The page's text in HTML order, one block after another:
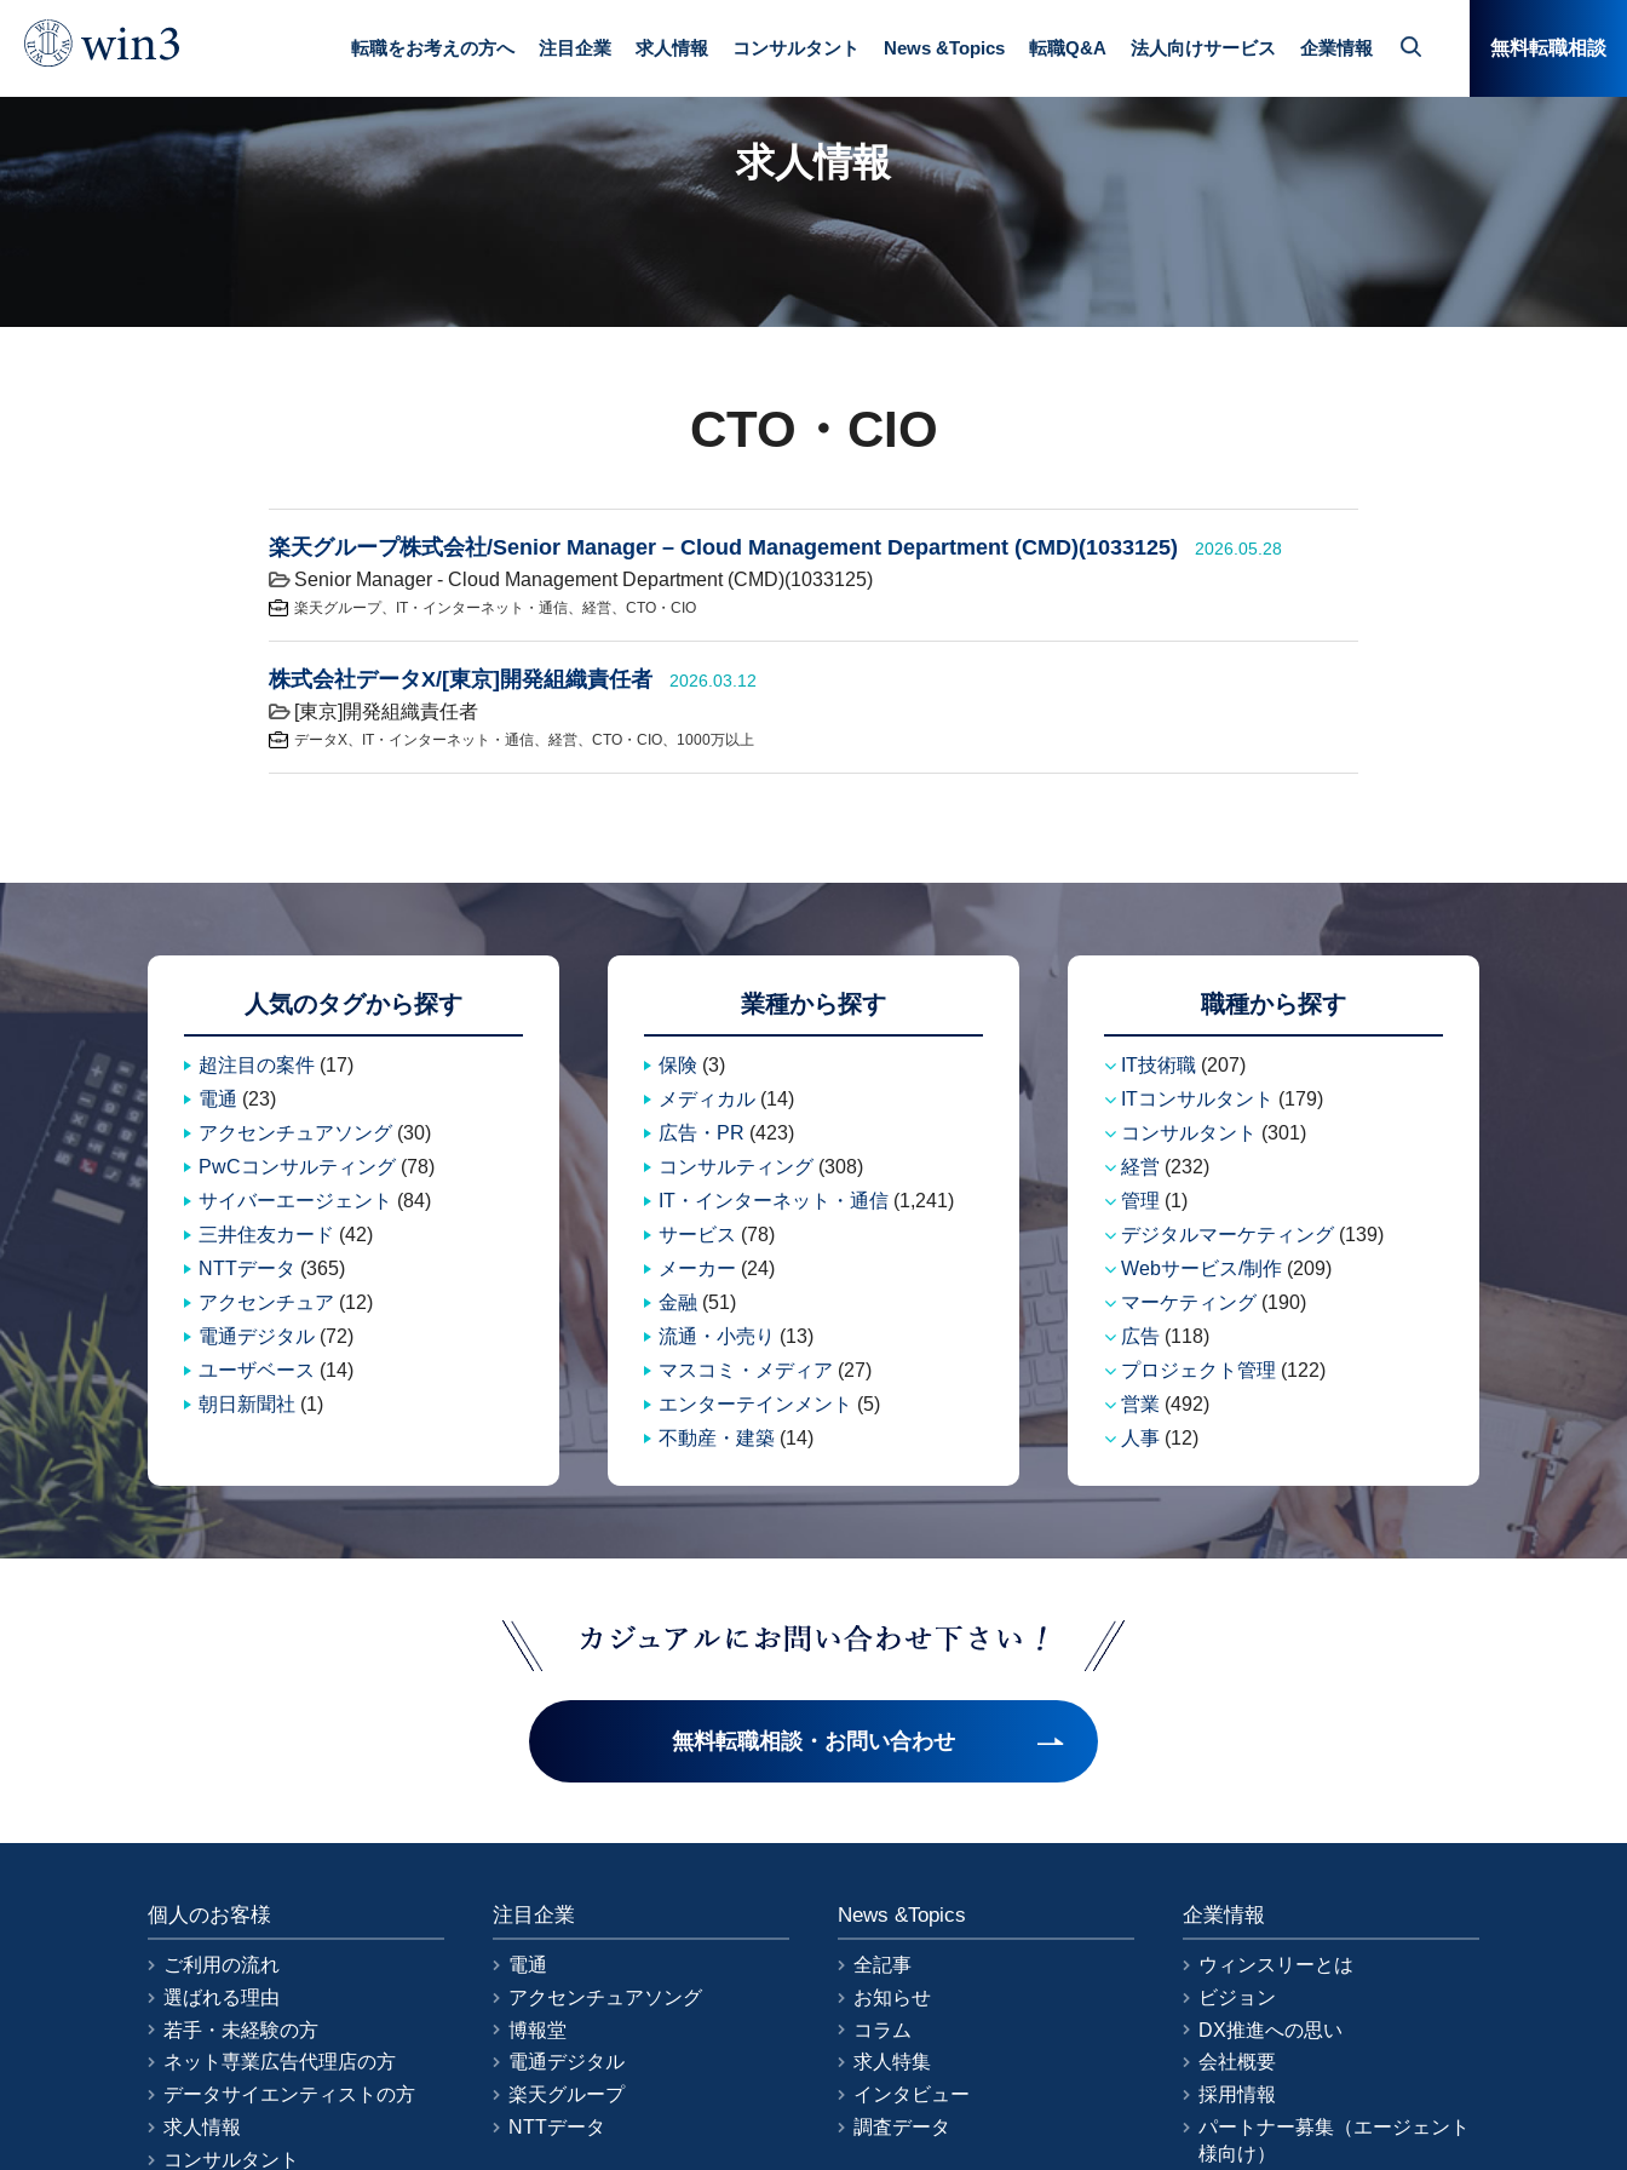
転職をお考えの方へ 注目企業 求人情報 コンサルタント News &Topics 転職Q&A 法人向けサービス 企業情報 無料転職相談
求人情報
CTO・CIO
楽天グループ株式会社/Senior Manager – Cloud Management Department (CMD)(1033125) 2026.05.28
Senior Manager - Cloud Management Department (CMD)(1033125)
楽天グループ IT・インターネット・通信 経営 CTO・CIO
株式会社データX/[東京]開発組織責任者 2026.03.12
[東京]開発組織責任者
データX IT・インターネット・通信 経営 CTO・CIO 1000万以上
人気のタグから探す
超注目の案件 (17)
電通 (23)
アクセンチュアソング (30)
PwCコンサルティング (78)
サイバーエージェント (84)
三井住友カード (42)
NTTデータ (365)
アクセンチュア (12)
電通デジタル (72)
ユーザベース (14)
朝日新聞社 (1)
業種から探す
保険 (3)
メディカル(14)
広告・PR (423)
コンサルティング(308)
IT・インターネット・通信(1,241)
サービス (78)
メーカー (24)
金融 (51)
流通・小売り (13)
マスコミ・メディア (27)
エンターテインメント (5)
不動産・建築(14)
職種から探す
IT技術職(207)
ITコンサルタント (179)
コンサルタント (301)
経営 (232)
管理 (1)
デジタルマーケティング(139)
Webサービス/制作(209)
マーケティング(190)
広告(118)
プロジェクト管理 (122)
営業 (492)
人事(12)
無料転職相談・お問い合わせ
個人のお客様
ご利用の流れ
選ばれる理由
若手・未経験の方
ネット専業広告代理店の方
データサイエンティストの方
求人情報
コンサルタント
注目企業
電通
アクセンチュアソング
博報堂
電通デジタル
楽天グループ
NTTデータ
News &Topics
全記事
お知らせ
コラム
求人特集
インタビュー
調査データ
企業情報
ウィンスリーとは
ビジョン
DX推進への思い
会社概要
採用情報
パートナー募集（エージェント
様向け）